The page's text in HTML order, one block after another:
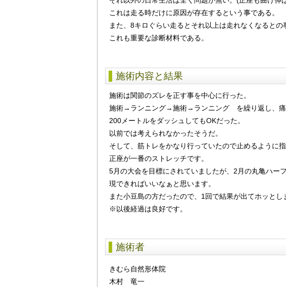
これは走る時だけに原因が存在するという事である。
また、8キロぐらい走るとそれ以上は走れなくなるとの
これも重要な診断材料である。
施術内容と結果
施術は関節のズレを正す事を中心に行った。
施術→ランニング→施術→ランニング を繰り返し、痛
200メートルをダッシュしてもOKだった。
以前では考えられなかったそうだ。
そして、筋トレをかなり行っていたので止めるように
正座が一番のストレッチです。
5月の大会を目標にされていましたが、2月の丸亀ハー
現できればいいなぁと思います。
また小豆島の方だったので、1回で結果が出てホッと
※以後経過は良好です。
施術者
きむら自然形体院
木村 竜一